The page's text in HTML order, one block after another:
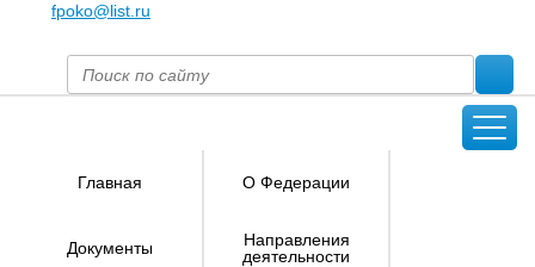
fpoko@list.ru
Главная О Федерации
Документы
Направления
деятельности